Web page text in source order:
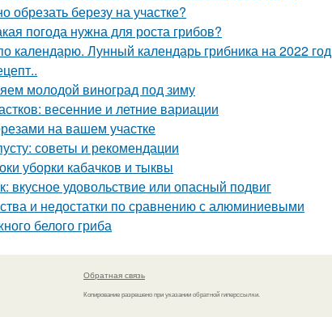
обрезать березу на участке?
погода нужна для роста грибов?
календарю. Лунный календарь грибника на 2022 год
молодой виноград под зиму
весенние и летние вариации
на вашем участке
советы и рекомендации
уборки кабачков и тыквы
вкусное удовольствие или опасный подвиг
и недостатки по сравнению с алюминиевыми
белого гриба
Обратная связь
Копирование разрешено при указании обратной гиперссылки.